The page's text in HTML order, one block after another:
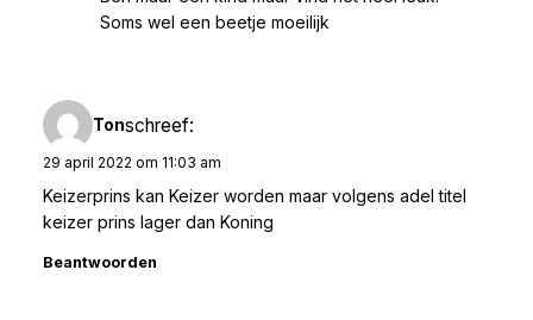
Soms wel een beetje moeilijk
Tonschreef:
29 april 2022 om 11:03 am
Keizerprins kan Keizer worden maar volgens adel titel
keizer prins lager dan Koning
Beantwoorden